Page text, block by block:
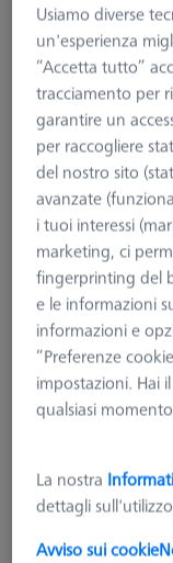
Tipologia sistema di
176,46 €
più IVA
Usiamo diverse
un'esperienza
“Accetta tutto”
tracciamento per
garantire un
per raccogliere
del nostro sito
avanzate
i tuoi interessi
marketing, ci
fingerprinting del
e le informazioni
informazioni e
“Preferenze
impostazioni. Hai
qualsiasi
La nostra
dettagli
Avviso sui cookie